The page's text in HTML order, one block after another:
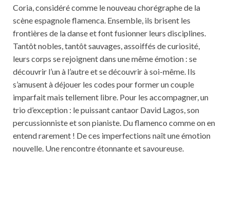
Coria, considéré comme le nouveau chorégraphe de la
scène espagnole flamenca. Ensemble, ils brisent les
frontières de la danse et font fusionner leurs disciplines.
Tantôt nobles, tantôt sauvages, assoiffés de curiosité,
leurs corps se rejoignent dans une même émotion : se
découvrir l’un à l’autre et se découvrir à soi-même. Ils
s’amusent à déjouer les codes pour former un couple
imparfait mais tellement libre. Pour les accompagner, un
trio d’exception : le puissant cantaor David Lagos, son
percussionniste et son pianiste. Du flamenco comme on en
entend rarement ! De ces imperfections naît une émotion
nouvelle. Une rencontre étonnante et savoureuse.